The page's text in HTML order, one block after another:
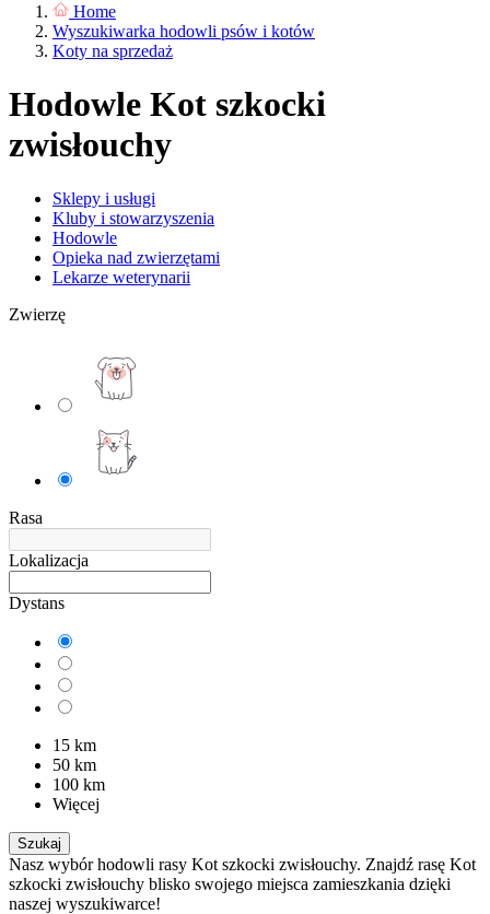
Home
Wyszukiwarka hodowli psów i kotów
Koty na sprzedaż
Hodowle Kot szkocki
zwisłouchy
Sklepy i usługi
Kluby i stowarzyszenia
Hodowle
Opieka nad zwierzętami
Lekarze weterynarii
Zwierzę
Rasa
Lokalizacja
Dystans
15 km
50 km
100 km
Więcej
Szukaj
Nasz wybór hodowli rasy Kot szkocki zwisłouchy. Znajdź rasę Kot
szkocki zwisłouchy blisko swojego miejsca zamieszkania dzięki
naszej wyszukiwarce!